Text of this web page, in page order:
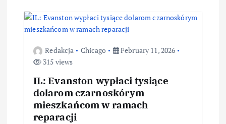
Redakcja Chicago
February 11, 2026
315 views
IL: Evanston wypłaci tysiące
dolarom czarnoskórym
mieszkańcom w ramach
reparacji